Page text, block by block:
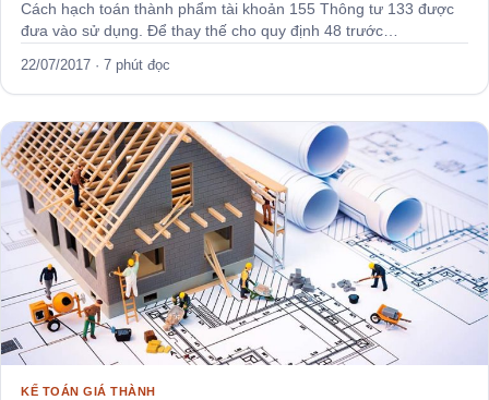
Cách hạch toán thành phẩm tài khoản 155 Thông tư 133 được
đưa vào sử dụng. Để thay thế cho quy định 48 trước…
22/07/2017 · 7 phút đọc
KẾ TOÁN GIÁ THÀNH